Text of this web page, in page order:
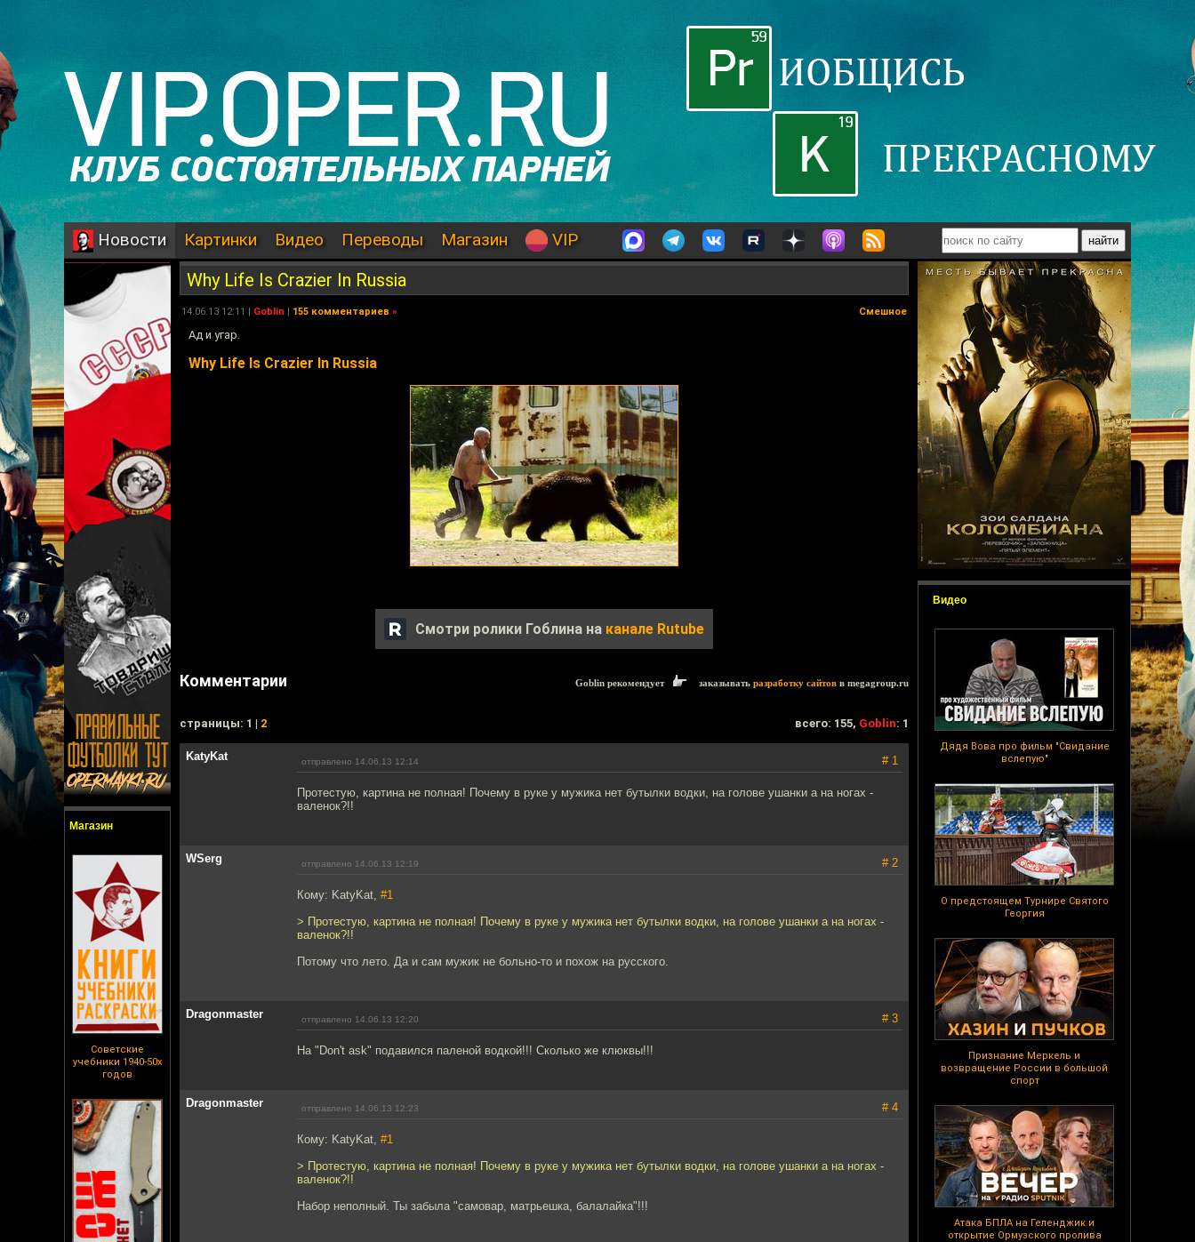
Новости Картинки Видео Переводы Магазин VIP
Магазин
Советские
учебники 1940-50х
годов
Видео
Дядя Вова про фильм "Свидание
вслепую"
О предстоящем Турнире Святого
Георгия
Признание Меркель и
возвращение России в большой
спорт
Атака БПЛА на Геленджик и
открытие Ормузского пролива
Why Life Is Crazier In Russia
14.06.13 12:11 | Goblin | 155 комментариев » Смешное
Ад и угар.
Why Life Is Crazier In Russia
Смотри ролики Гоблина на канале Rutube
Комментарии Goblin рекомендует заказывать разработку сайтов в megagroup.ru
cтраницы: 1 | 2 всего: 155, Goblin: 1
KatyKat отправлено 14.06.13 12:14 # 1
Протестую, картина не полная! Почему в руке у мужика нет бутылки водки, на голове ушанки а на ногах -
валенок?!!
WSerg отправлено 14.06.13 12:19 # 2
Кому: KatyKat, #1
> Протестую, картина не полная! Почему в руке у мужика нет бутылки водки, на голове ушанки а на ногах -
валенок?!!
Потому что лето. Да и сам мужик не больно-то и похож на русского.
Dragonmaster отправлено 14.06.13 12:20 # 3
На "Don't ask" подавился паленой водкой!!! Сколько же клюквы!!!
Dragonmaster отправлено 14.06.13 12:23 # 4
Кому: KatyKat, #1
> Протестую, картина не полная! Почему в руке у мужика нет бутылки водки, на голове ушанки а на ногах -
валенок?!!
Набор неполный. Ты забыла "самовар, матрьешка, балалайка"!!!